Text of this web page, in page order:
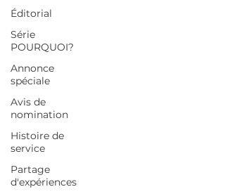
Éditorial
Série
POURQUOI?
Annonce
spéciale
Avis de
nomination
Histoire de
service
Partage
d'expériences